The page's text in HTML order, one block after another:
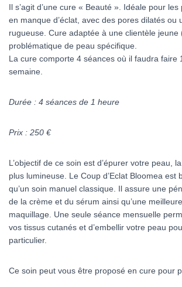
Il s’agit d’une cure « Beauté ». Idéale pour les
en manque d’éclat, avec des pores dilatés ou
rugueuse. Cure adaptée à une clientèle jeune
problématique de peau spécifique.
La cure comporte 4 séances où il faudra faire
semaine.
Durée : 4 séances de 1 heure
Prix : 250 €
L’objectif de ce soin est d’épurer votre peau,
plus lumineuse. Le Coup d’Eclat Bloomea est
qu’un soin manuel classique. Il assure une
de la crème et du sérum ainsi qu’une
maquillage. Une seule séance mensuelle
vos tissus cutanés et d’embellir votre peau
particulier.
Ce soin peut vous être proposé en cure pour